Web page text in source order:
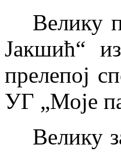
Велику
Јакшић“
прелепој
УГ „Моје
Велику